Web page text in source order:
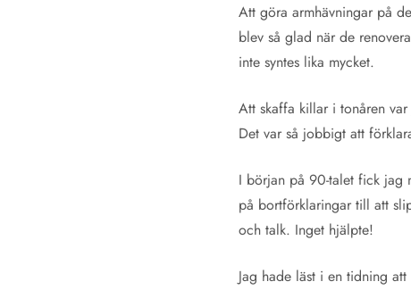
Att göra armhävningar på
blev så glad när de
inte syntes lika mycket.
Att skaffa killar i tonåren
Det var så jobbigt att
I början på 90-talet fick jag
på bortförklaringar till att
och talk. Inget hjälpte!
Jag hade läst i en tidning